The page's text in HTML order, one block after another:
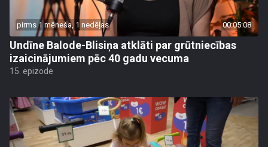
pirms 1 mēneša, 1 nedēļas 00:05:08
Undīne Balode-Blisiņa atklāti par grūtniecības
izaicinājumiem pēc 40 gadu vecuma
15. epizode